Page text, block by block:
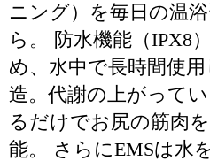
ニング）を毎日の温
ら。 防水機能（IPX8
め、水中で長時間使
造。代謝の上がって
るだけでお尻の筋肉
能。 さらにEMSは水